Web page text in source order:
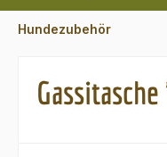
Hundezubehör